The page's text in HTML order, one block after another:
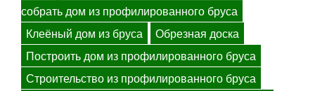
собрать дом из профилированного бруса
Клеёный дом из бруса
Обрезная доска
Построить дом из профилированного бруса
Строительство из профилированного бруса